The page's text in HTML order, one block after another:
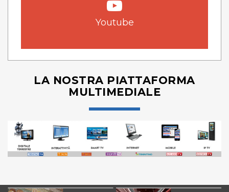
Youtube
LA NOSTRA PIATTAFORMA
MULTIMEDIALE